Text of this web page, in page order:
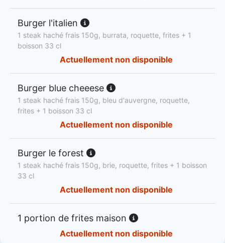
Burger l'italien
1 steak haché frais 150g, burrata, roquette, frites + 1
boisson 33 cl
Actuellement non disponible
Burger blue cheeese
1 steak haché frais 150g, bleu d'auvergne, roquette,
frites + 1 boisson 33 cl
Actuellement non disponible
Burger le forest
1 steak haché frais 150g, brie, roquette, frites + 1 boisson
33 cl
Actuellement non disponible
1 portion de frites maison
Actuellement non disponible